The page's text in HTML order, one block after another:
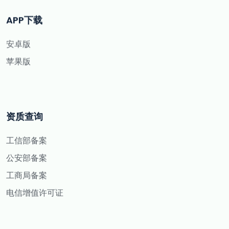
APP下载
安卓版
苹果版
资质查询
工信部备案
公安部备案
工商局备案
电信增值许可证